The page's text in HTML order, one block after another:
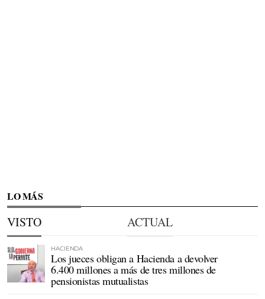
LO MÁS
VISTO ACTUAL
HACIENDA
Los jueces obligan a Hacienda a devolver
6.400 millones a más de tres millones de
pensionistas mutualistas